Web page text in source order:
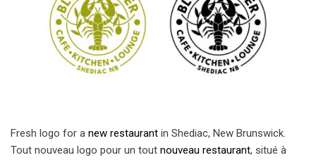
Fresh logo for a new restaurant in Shediac, New Brunswick.
Tout nouveau logo pour un tout nouveau restaurant, situé à